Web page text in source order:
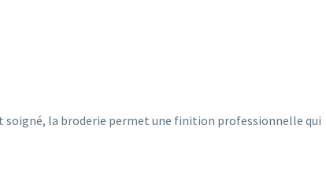
la broderie permet une finition professionnelle qui